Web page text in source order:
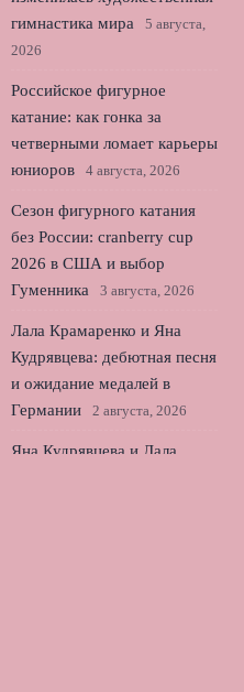
гимнастика мира
5 августа,
2026
Российское фигурное
катание: как гонка за
четверными ломает карьеры
юниоров
4 августа, 2026
Сезон фигурного катания
без России: cranberry cup
2026 в США и выбор
Гуменника
3 августа, 2026
Лала Крамаренко и Яна
Кудрявцева: дебютная песня
и ожидание медалей в
Германии
2 августа, 2026
Яна Кудрявцева и Лала